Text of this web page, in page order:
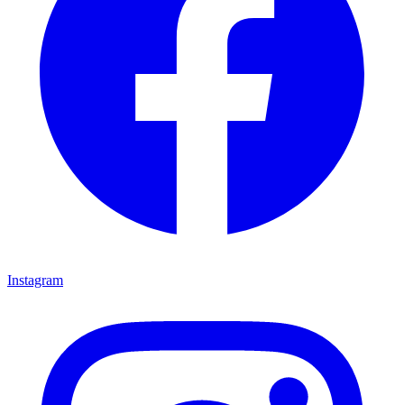
Instagram